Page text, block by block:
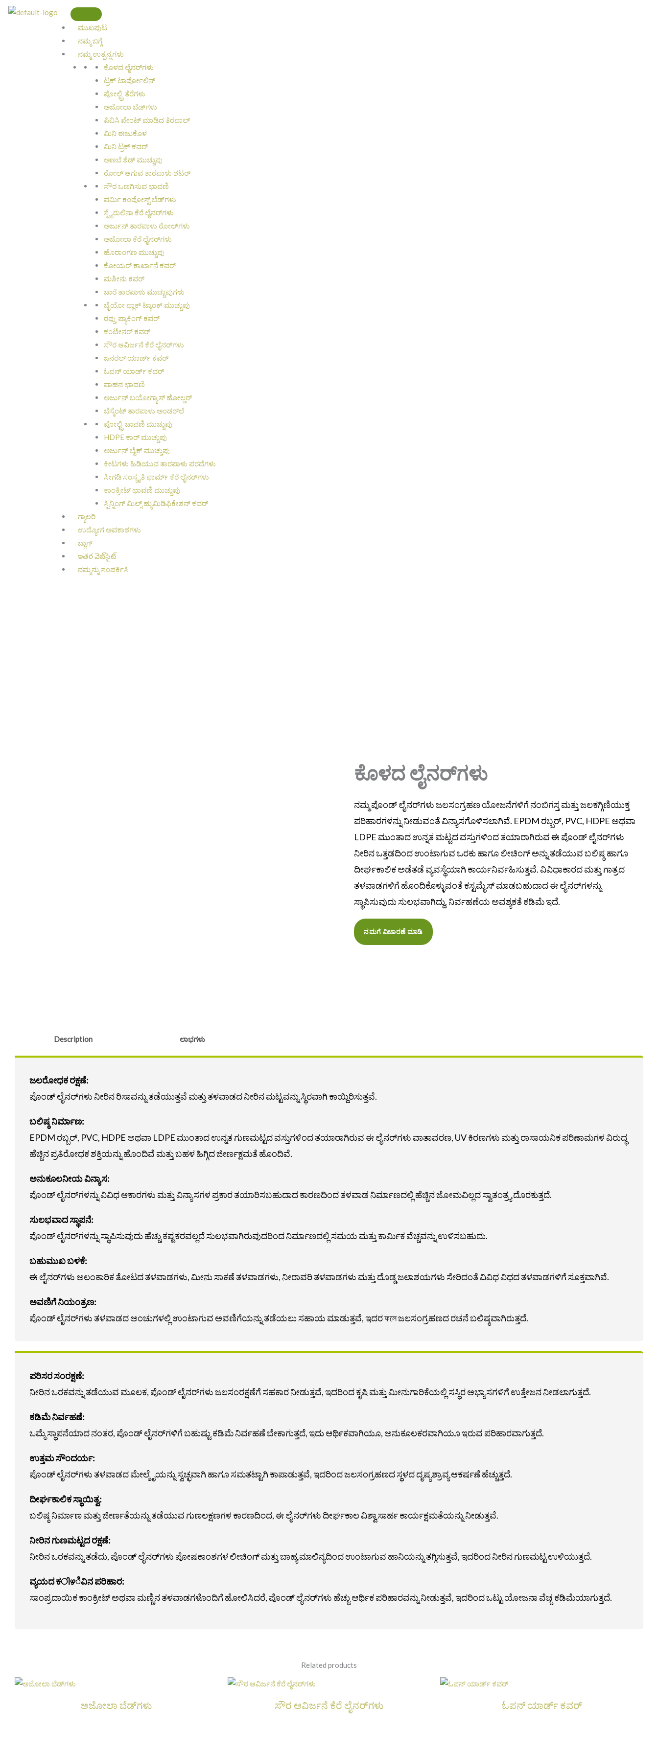
Skip
ಮುಖಪುಟ
ನಮ್ಮ ಬಗ್ಗೆ
ನಮ್ಮ ಉತ್ಪನ್ನಗಳು
ಕೊಳದ ಲೈನರ್‌ಗಳು
ಟ್ರಕ್ ಟಾರ್ಪೋಲಿನ್
ಪೋಲ್ಟ್ರಿ ತೆರೆಗಳು
ಅಜೋಲಾ ಬೆಡ್‌ಗಳು
ಪಿವಿಸಿ ಪೇಂಟ್ ಮಾಡಿದ ತಿರಪಾಲ್
ಮಿನಿ ಈಜುಕೊಳ
ಮಿನಿ ಟ್ರಕ್ ಕವರ್
ಅಣಬೆ ಶೆಡ್ ಮುಚ್ಚುಪು
ರೋಲ್ ಆಗುವ ತಾರಪಾಳು ಶಟರ್
ಸೌರ ಒಣಗಿಸುವ ಛಾವಣಿ
ವರ್ಮಿ ಕಂಪೋಸ್ಟ್ ಬೆಡ್‌ಗಳು
ಸ್ಪೈರುಲಿನಾ ಕೆರೆ ಲೈನರ್‌ಗಳು
ಅರ್ಜುನ್ ತಾರಪಾಳು ರೋಲ್‌ಗಳು
ಅಜೋಲಾ ಕೆರೆ ಲೈನರ್‌ಗಳು
ಹೊರಾಂಗಣ ಮುಚ್ಚುಪು
ಕೋಯರ್ ಕಾರ್ಖಾನೆ ಕವರ್
ಮಶೀನು ಕವರ್
ಚಾರೆ ತಾರಪಾಳು ಮುಚ್ಚುಪುಗಳು
ಬೈಯೋ ಫ್ಲಾಕ್ ಟ್ಯಾಂಕ್ ಮುಚ್ಚುಪು
ರಫ್ತು ಪ್ಯಾಕಿಂಗ್ ಕವರ್
ಕಂಟೇನರ್ ಕವರ್
ಸೌರ ಆವಿರ್ಜನೆ ಕೆರೆ ಲೈನರ್‌ಗಳು
ಜನರಲ್ ಯಾರ್ಡ್ ಕವರ್
ಓಪನ್ ಯಾರ್ಡ್ ಕವರ್
ವಾಹನ ಛಾವಣಿ
ಅರ್ಜುನ್ ಬಯೋಗ್ಯಾಸ್ ಹೋಲ್ಡರ್
ಬೆಸ್ಮೆಂಟ್ ತಾರಪಾಳು ಅಂಡರ್‌ಲೆ
ಪೋಲ್ಟ್ರಿ ಚಾವಣಿ ಮುಚ್ಚುಪು
HDPE ಕಾರ್ ಮುಚ್ಚುಪು
ಅರ್ಜುನ್ ಬೈಕ್ ಮುಚ್ಚುಪು
ಕೀಟಗಳು ಹಿಡಿಯುವ ತಾರಪಾಳು ಪರದೆಗಳು
ಸೀಗಡಿ ಸಂಸ್ಕೃತಿ ಫಾರ್ಮ್ ಕೆರೆ ಲೈನರ್‌ಗಳು
ಕಾಂಕ್ರೀಟ್ ಛಾವಣಿ ಮುಚ್ಚುಪು
ಸ್ಪಿನ್ನಿಂಗ್ ಮಿಲ್ಸ್ ಹ್ಯುಮಿಡಿಫಿಕೇಶನ್ ಕವರ್
ಗ್ಯಾಲರಿ
ಉದ್ಯೋಗ ಅವಕಾಶಗಳು
ಬ್ಲಾಗ್
ఇతర వెబ్‌సైట్
ನಮ್ಮನ್ನು ಸಂಪರ್ಕಿಸಿ
ಕೊಳದ ಲೈನರ್‌ಗಳು
ನಮ್ಮ ಪೊಂಡ್ ಲೈನರ್‌ಗಳು ಜಲಸಂಗ್ರಹಣ ಯೋಜನೆಗಳಿಗೆ ನಂಬಿಗಸ್ತ ಮತ್ತು ಜಲಕಗ್ಗಿಣಿಯುಕ್ತ
ಪರಿಹಾರಗಳನ್ನು ನೀಡುವಂತೆ ವಿನ್ಯಾಸಗೊಳಿಸಲಾಗಿವೆ. EPDM ರಬ್ಬರ್, PVC, HDPE ಅಥವಾ
LDPE ಮುಂತಾದ ಉನ್ನತ ಮಟ್ಟದ ವಸ್ತುಗಳಿಂದ ತಯಾರಾಗಿರುವ ಈ ಪೊಂಡ್ ಲೈನರ್‌ಗಳು
ನೀರಿನ ಒತ್ತಡದಿಂದ ಉಂಟಾಗುವ ಒರಕು ಹಾಗೂ ಲೀಚಿಂಗ್ ಅನ್ನು ತಡೆಯುವ ಬಲಿಷ್ಠ ಹಾಗೂ
ದೀರ್ಘಕಾಲಿಕ ಅಡೆತಡೆ ವ್ಯವಸ್ಥೆಯಾಗಿ ಕಾರ್ಯನಿರ್ವಹಿಸುತ್ತವೆ. ವಿವಿಧಾಕಾರದ ಮತ್ತು ಗಾತ್ರದ
ತಳವಾಡಗಳಿಗೆ ಹೊಂದಿಕೊಳ್ಳುವಂತೆ ಕಸ್ಟಮೈಸ್ ಮಾಡಬಹುದಾದ ಈ ಲೈನರ್‌ಗಳನ್ನು
ಸ್ಥಾಪಿಸುವುದು ಸುಲಭವಾಗಿದ್ದು, ನಿರ್ವಹಣೆಯ ಅವಶ್ಯಕತೆ ಕಡಿಮೆ ಇದೆ.
ನಮಗೆ ವಿಚಾರಣೆ ಮಾಡಿ
Description ಲಾಭಗಳು
ಜಲರೋಧಕ ರಕ್ಷಣೆ:
ಪೊಂಡ್ ಲೈನರ್‌ಗಳು ನೀರಿನ ರಿಸಾವನ್ನು ತಡೆಯುತ್ತವೆ ಮತ್ತು ತಳವಾಡದ ನೀರಿನ ಮಟ್ಟವನ್ನು ಸ್ಥಿರವಾಗಿ ಕಾಯ್ದಿರಿಸುತ್ತವೆ.
ಬಲಿಷ್ಠ ನಿರ್ಮಾಣ:
EPDM ರಬ್ಬರ್, PVC, HDPE ಅಥವಾ LDPE ಮುಂತಾದ ಉನ್ನತ ಗುಣಮಟ್ಟದ ವಸ್ತುಗಳಿಂದ ತಯಾರಾಗಿರುವ ಈ ಲೈನರ್‌ಗಳು ವಾತಾವರಣ, UV ಕಿರಣಗಳು ಮತ್ತು ರಾಸಾಯನಿಕ ಪರಿಣಾಮಗಳ ವಿರುದ್ಧ
ಹೆಚ್ಚಿನ ಪ್ರತಿರೋಧಕ ಶಕ್ತಿಯನ್ನು ಹೊಂದಿವೆ ಮತ್ತು ಬಹಳ ಹಿಗ್ಗಿದ ಜೀರ್ಣಕ್ಷಮತೆ ಹೊಂದಿವೆ.
ಅನುಕೂಲನೀಯ ವಿನ್ಯಾಸ:
ಪೊಂಡ್ ಲೈನರ್‌ಗಳನ್ನು ವಿವಿಧ ಆಕಾರಗಳು ಮತ್ತು ವಿನ್ಯಾಸಗಳ ಪ್ರಕಾರ ತಯಾರಿಸಬಹುದಾದ ಕಾರಣದಿಂದ ತಳವಾಡ ನಿರ್ಮಾಣದಲ್ಲಿ ಹೆಚ್ಚಿನ ಜೋಮವಿಲ್ಲದ ಸ್ವಾತಂತ್ರ್ಯ ದೊರಕುತ್ತದೆ.
ಸುಲಭವಾದ ಸ್ಥಾಪನೆ:
ಪೊಂಡ್ ಲೈನರ್‌ಗಳನ್ನು ಸ್ಥಾಪಿಸುವುದು ಹೆಚ್ಚು ಕಷ್ಟಕರವಲ್ಲದೆ ಸುಲಭವಾಗಿರುವುದರಿಂದ ನಿರ್ಮಾಣದಲ್ಲಿ ಸಮಯ ಮತ್ತು ಕಾರ್ಮಿಕ ವೆಚ್ಚವನ್ನು ಉಳಿಸಬಹುದು.
ಬಹುಮುಖ ಬಳಕೆ:
ಈ ಲೈನರ್‌ಗಳು ಅಲಂಕಾರಿಕ ತೋಟದ ತಳವಾಡಗಳು, ಮೀನು ಸಾಕಣೆ ತಳವಾಡಗಳು, ನೀರಾವರಿ ತಳವಾಡಗಳು ಮತ್ತು ದೊಡ್ಡ ಜಲಾಶಯಗಳು ಸೇರಿದಂತೆ ವಿವಿಧ ವಿಧದ ತಳವಾಡಗಳಿಗೆ ಸೂಕ್ತವಾಗಿವೆ.
ಅವಣಿಗೆ ನಿಯಂತ್ರಣ:
ಪೊಂಡ್ ಲೈನರ್‌ಗಳು ತಳವಾಡದ ಅಂಚುಗಳಲ್ಲಿ ಉಂಟಾಗುವ ಅವಣಿಗೆಯನ್ನು ತಡೆಯಲು ಸಹಾಯ ಮಾಡುತ್ತವೆ, ಇದರ ফলে ಜಲಸಂಗ್ರಹಣದ ರಚನೆ ಬಲಿಷ್ಠವಾಗಿರುತ್ತದೆ.
ಪರಿಸರ ಸಂರಕ್ಷಣೆ:
ನೀರಿನ ಒರಕವನ್ನು ತಡೆಯುವ ಮೂಲಕ, ಪೊಂಡ್ ಲೈನರ್‌ಗಳು ಜಲಸಂರಕ್ಷಣೆಗೆ ಸಹಕಾರ ನೀಡುತ್ತವೆ, ಇದರಿಂದ ಕೃಷಿ ಮತ್ತು ಮೀನುಗಾರಿಕೆಯಲ್ಲಿ ಸಸ್ಥಿರ ಅಭ್ಯಾಸಗಳಿಗೆ ಉತ್ತೇಜನ ನೀಡಲಾಗುತ್ತದೆ.
ಕಡಿಮೆ ನಿರ್ವಹಣೆ:
ಒಮ್ಮೆ ಸ್ಥಾಪನೆಯಾದ ನಂತರ, ಪೊಂಡ್ ಲೈನರ್‌ಗಳಿಗೆ ಬಹುಷ್ಟು ಕಡಿಮೆ ನಿರ್ವಹಣೆ ಬೇಕಾಗುತ್ತದೆ, ಇದು ಆರ್ಥಿಕವಾಗಿಯೂ, ಅನುಕೂಲಕರವಾಗಿಯೂ ಇರುವ ಪರಿಹಾರವಾಗುತ್ತದೆ.
ಉತ್ತಮ ಸೌಂದರ್ಯ:
ಪೊಂಡ್ ಲೈನರ್‌ಗಳು ತಳವಾಡದ ಮೇಲ್ಮೈಯನ್ನು ಸ್ವಚ್ಛವಾಗಿ ಹಾಗೂ ಸಮತಟ್ಟಾಗಿ ಕಾಪಾಡುತ್ತವೆ, ಇದರಿಂದ ಜಲಸಂಗ್ರಹಣದ ಸ್ಥಳದ ದೃಷ್ಯಶ್ರಾವ್ಯ ಆಕರ್ಷಣೆ ಹೆಚ್ಚುತ್ತದೆ.
ದೀರ್ಘಕಾಲಿಕ ಸ್ಥಾಯಿತ್ವ:
ಬಲಿಷ್ಠ ನಿರ್ಮಾಣ ಮತ್ತು ಜೀರ್ಣತೆಯನ್ನು ತಡೆಯುವ ಗುಣಲಕ್ಷಣಗಳ ಕಾರಣದಿಂದ, ಈ ಲೈನರ್‌ಗಳು ದೀರ್ಘಕಾಲ ವಿಶ್ವಾಸಾರ್ಹ ಕಾರ್ಯಕ್ಷಮತೆಯನ್ನು ನೀಡುತ್ತವೆ.
ನೀರಿನ ಗುಣಮಟ್ಟದ ರಕ್ಷಣೆ:
ನೀರಿನ ಒರಕವನ್ನು ತಡೆದು, ಪೊಂಡ್ ಲೈನರ್‌ಗಳು ಪೋಷಕಾಂಶಗಳ ಲೀಚಿಂಗ್ ಮತ್ತು ಬಾಹ್ಯ ಮಾಲಿನ್ಯದಿಂದ ಉಂಟಾಗುವ ಹಾನಿಯನ್ನು ತಗ್ಗಿಸುತ್ತವೆ, ಇದರಿಂದ ನೀರಿನ ಗುಣಮಟ್ಟ ಉಳಿಯುತ್ತದೆ.
ವ್ಯಯದ ಕിഴಿವಿನ ಪರಿಹಾರ:
ಸಾಂಪ್ರದಾಯಿಕ ಕಾಂಕ್ರೀಟ್ ಅಥವಾ ಮಣ್ಣಿನ ತಳವಾಡಗಳೊಂದಿಗೆ ಹೋಲಿಸಿದರೆ, ಪೊಂಡ್ ಲೈನರ್‌ಗಳು ಹೆಚ್ಚು ಆರ್ಥಿಕ ಪರಿಹಾರವನ್ನು ನೀಡುತ್ತವೆ, ಇದರಿಂದ ಒಟ್ಟು ಯೋಜನಾ ವೆಚ್ಚ ಕಡಿಮೆಯಾಗುತ್ತದೆ.
Related products
ಅಜೋಲಾ ಬೆಡ್‌ಗಳು ಸೌರ ಆವಿರ್ಜನೆ ಕೆರೆ ಲೈನರ್‌ಗಳು ಓಪನ್ ಯಾರ್ಡ್ ಕವರ್